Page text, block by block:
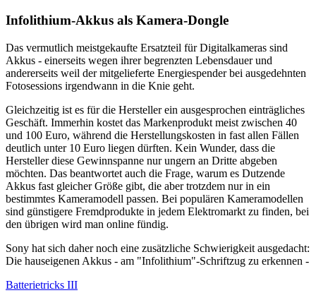
Infolithium-Akkus als Kamera-Dongle
Das vermutlich meistgekaufte Ersatzteil für Digitalkameras sind
Akkus - einerseits wegen ihrer begrenzten Lebensdauer und
andererseits weil der mitgelieferte Energiespender bei ausgedehnten
Fotosessions irgendwann in die Knie geht.
Gleichzeitig ist es für die Hersteller ein ausgesprochen einträgliches
Geschäft. Immerhin kostet das Markenprodukt meist zwischen 40
und 100 Euro, während die Herstellungskosten in fast allen Fällen
deutlich unter 10 Euro liegen dürften. Kein Wunder, dass die
Hersteller diese Gewinnspanne nur ungern an Dritte abgeben
möchten. Das beantwortet auch die Frage, warum es Dutzende
Akkus fast gleicher Größe gibt, die aber trotzdem nur in ein
bestimmtes Kameramodell passen. Bei populären Kameramodellen
sind günstigere Fremdprodukte in jedem Elektromarkt zu finden, bei
den übrigen wird man online fündig.
Sony hat sich daher noch eine zusätzliche Schwierigkeit ausgedacht:
Die hauseigenen Akkus - am "Infolithium"-Schriftzug zu erkennen -
Batterietricks III